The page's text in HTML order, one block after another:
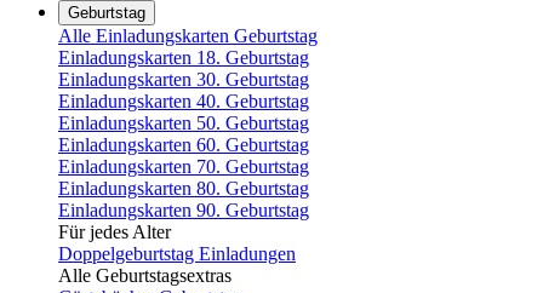
Geburtstag
Alle Einladungskarten Geburtstag
Einladungskarten 18. Geburtstag
Einladungskarten 30. Geburtstag
Einladungskarten 40. Geburtstag
Einladungskarten 50. Geburtstag
Einladungskarten 60. Geburtstag
Einladungskarten 70. Geburtstag
Einladungskarten 80. Geburtstag
Einladungskarten 90. Geburtstag
Für jedes Alter
Doppelgeburtstag Einladungen
Alle Geburtstagsextras